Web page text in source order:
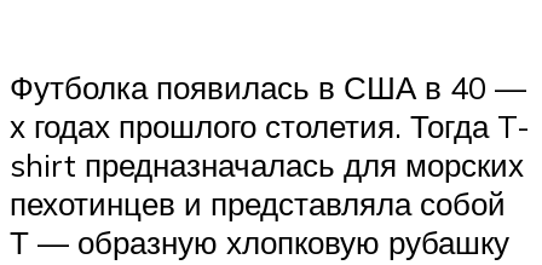
Футболка появилась в США в 40 —
х годах прошлого столетия. Тогда T-
shirt предназначалась для морских
пехотинцев и представляла собой
Т — образную хлопковую рубашку